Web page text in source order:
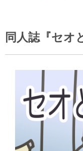
同人誌『セオ